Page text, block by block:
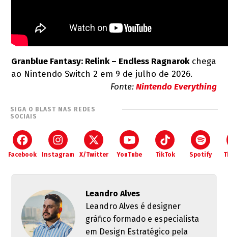
Granblue Fantasy: Relink – Endless Ragnarokchega
ao Nintendo Switch 2 em 9 de julho de 2026.
Fonte:Nintendo Everything
SIGA O BLAST NAS REDES
SOCIAIS
Facebook Instagram X/Twitter YouTube TikTok Spotify
Leandro Alves
Leandro Alves é designer
gráfico formado e especialista
em Design Estratégico pela